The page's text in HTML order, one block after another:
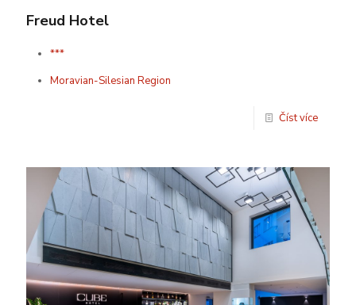
Freud Hotel
***
Moravian-Silesian Region
Číst více